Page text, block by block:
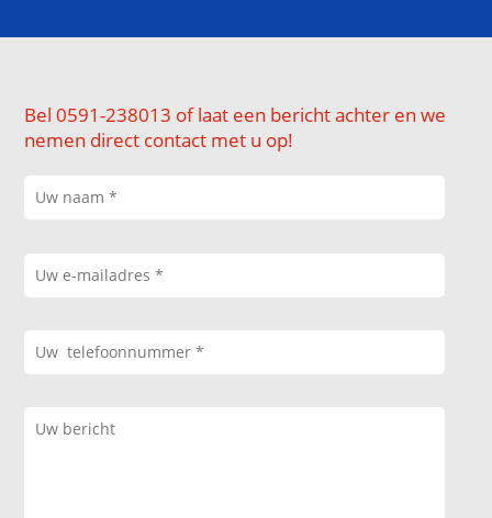
Bel 0591-238013 of laat een bericht achter en we
nemen direct contact met u op!